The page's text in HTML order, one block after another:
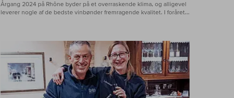
Årgang 2024 på Rhône byder på et overraskende klima, og alligevel
leverer nogle af de bedste vinbønder fremragende kvalitet. I foråret...